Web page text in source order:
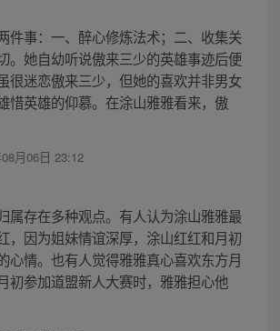
件事：一、醉心修炼法术；二、收集关
。她自幼听说傲来三少的英雄事迹后便
很迷恋傲来三少，但她的喜欢并非男女
惜英雄的仰慕。在涂山雅雅看来，傲
月06日 23:12
属存在多种观点。有人认为涂山雅雅最
，因为姐妹情谊深厚，涂山红红和月初
心情。也有人觉得雅雅真心喜欢东方月
初参加道盟新人大赛时，雅雅担心他